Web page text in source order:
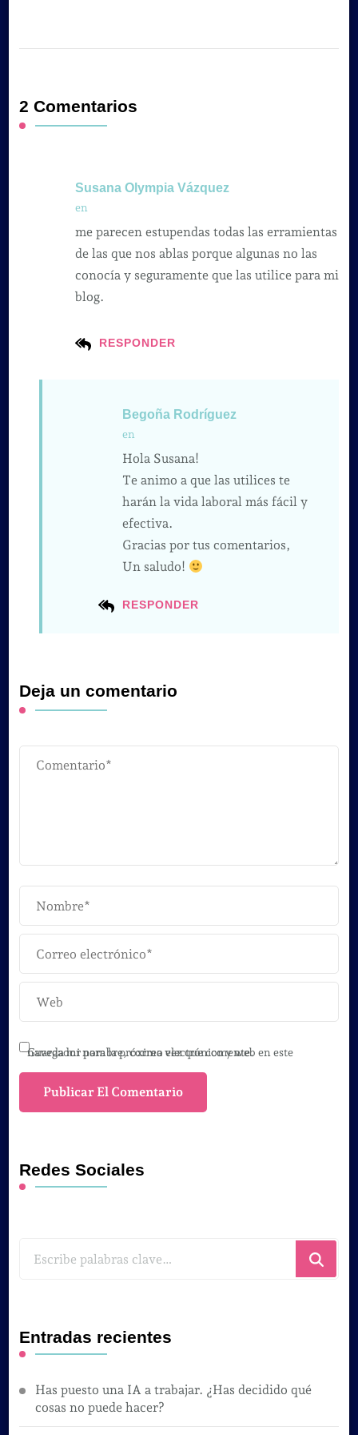
2 Comentarios
Susana Olympia Vázquez
en
RESPONDER
me parecen estupendas todas las erramientas
de las que nos ablas porque algunas no las
conocía y seguramente que las utilice para mi
blog.
Begoña Rodríguez
en
RESPONDER
Hola Susana!
Te animo a que las utilices te
harán la vida laboral más fácil y
efectiva.
Gracias por tus comentarios,
Un saludo!
Deja un comentario
Guarda mi nombre, correo electrónico y web en este navegador para la próxima vez que comente.
Redes Sociales
Entradas recientes
Has puesto una IA a trabajar. ¿Has decidido qué
cosas no puede hacer?